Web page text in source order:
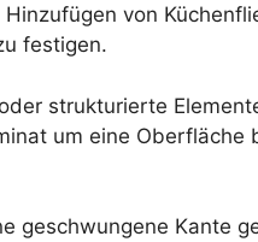
von
festigen.
strukturierte
um eine Oberfläche
geschwungene Kante